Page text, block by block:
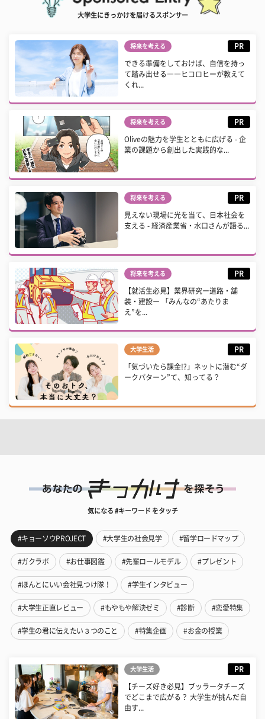
大学生にきっかけを届けるスポンサー
将来を考える PR
できる準備をしておけば、自信を持っ
て踏み出せる――ヒコロヒーが教えて
くれ...
将来を考える PR
Oliveの魅力を学生とともに広げる - 企
業の課題から創出した実践的な...
将来を考える PR
見えない現場に光を当て、日本社会を
支える - 経済産業省・水口さんが語る...
将来を考える PR
【就活生必見】業界研究ー道路・舗
装・建設ー 「みんなの“あたりま
え”を...
大学生活 PR
「気づいたら課金!?」ネットに潜む“ダ
ークパターン”て、知ってる？
気になる #キーワード をタッチ
#キョーソウPROJECT #大学生の社会見学 #留学ロードマップ
#ガクラボ #お仕事図鑑 #先輩ロールモデル #プレゼント
#ほんとにいい会社見つけ隊！ #学生インタビュー
#大学生正直レビュー #もやもや解決ゼミ #診断 #恋愛特集
#学生の君に伝えたい３つのこと #特集企画 #お金の授業
大学生活 PR
【チーズ好き必見】ブッラータチーズ
でどこまで広がる？ 大学生が挑んだ自
由す...